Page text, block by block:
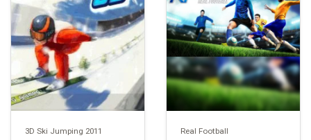
3D Ski Jumping 2011 Real Football